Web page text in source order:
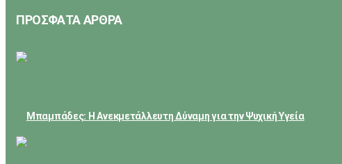
ΠΡΟΣΦΑΤΑ ΑΡΘΡΑ
Μπαμπάδες: Η Ανεκμετάλλευτη Δύναμη για την Ψυχική Υγεία